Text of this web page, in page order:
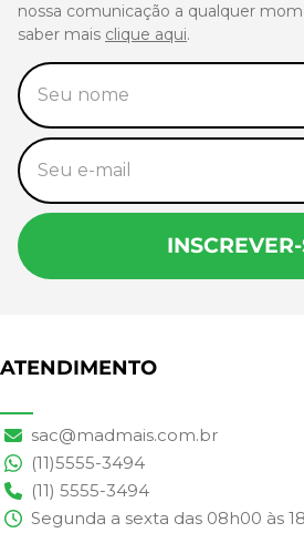
nossa comunicação a qualquer
saber mais clique aqui.
ATENDIMENTO
sac@madmais.com.br
(11)5555-3494
(11) 5555-3494
Segunda a sexta das 08h00 às